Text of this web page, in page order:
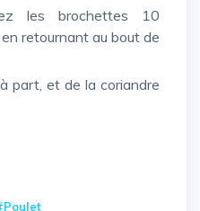
retournant au bout de
part, et de la coriandre